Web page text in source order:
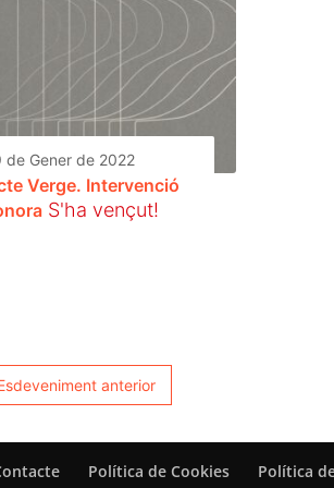
de Gener de 2022
Verge. Intervenció
S'ha vençut!
anterior
Política de Cookies Política